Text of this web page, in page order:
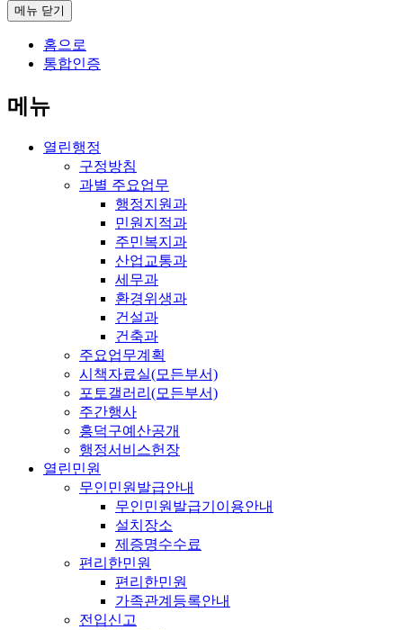
메뉴 닫기
홈으로
통합인증
메뉴
열린행정
구정방침
과별 주요업무
행정지원과
민원지적과
주민복지과
산업교통과
세무과
환경위생과
건설과
건축과
주요업무계획
시책자료실(모든부서)
포토갤러리(모든부서)
주간행사
흥덕구예산공개
행정서비스헌장
열린민원
무인민원발급안내
무인민원발급기이용안내
설치장소
제증명수수료
편리한민원
편리한민원
가족관계등록안내
전입신고